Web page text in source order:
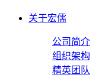
关于宏儒
公司简介
组织架构
精英团队